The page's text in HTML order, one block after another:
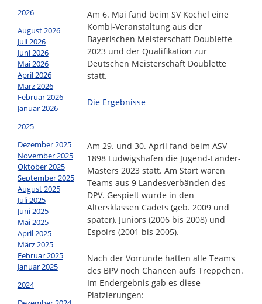
Am 6. Mai fand beim SV Kochel eine
Kombi-Veranstaltung aus der
Bayerischen Meisterschaft Doublette
2023 und der Qualifikation zur
Deutschen Meisterschaft Doublette
statt.
Die Ergebnisse
Am 29. und 30. April fand beim ASV
1898 Ludwigshafen die Jugend-Länder-
Masters 2023 statt. Am Start waren
Teams aus 9 Landesverbänden des
DPV. Gespielt wurde in den
Altersklassen Cadets (geb. 2009 und
später), Juniors (2006 bis 2008) und
Espoirs (2001 bis 2005).
Nach der Vorrunde hatten alle Teams
des BPV noch Chancen aufs Treppchen.
Im Endergebnis gab es diese
Platzierungen:
2026
August 2026
Juli 2026
Juni 2026
Mai 2026
April 2026
März 2026
Februar 2026
Januar 2026
2025
Dezember 2025
November 2025
Oktober 2025
September 2025
August 2025
Juli 2025
Juni 2025
Mai 2025
April 2025
März 2025
Februar 2025
Januar 2025
2024